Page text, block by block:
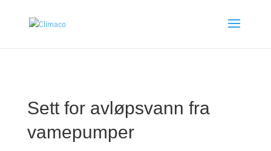
Sett for avløpsvann fra
vamepumper